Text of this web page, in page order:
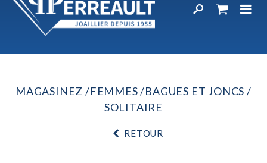
MAGASINEZ FEMMES
BAGUES ET JONCS
SOLITAIRE
RETOUR